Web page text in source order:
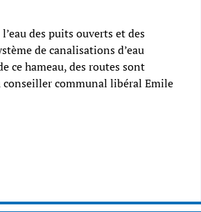
des puits ouverts et des
de canalisations d’eau
ce hameau, des routes sont
conseiller communal libéral Emile